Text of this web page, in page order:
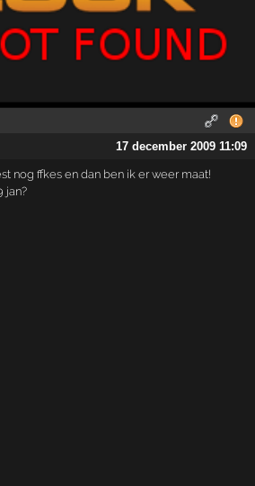
17 december 2009 11:09
nog ffkes en dan ben ik er weer maat!
jan?